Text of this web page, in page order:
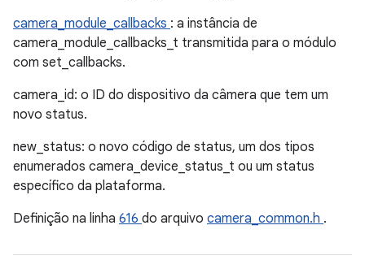
camera_module_callbacks : a instância de
camera_module_callbacks_t transmitida para o módulo
com set_callbacks.
camera_id: o ID do dispositivo da câmera que tem um
novo status.
new_status: o novo código de status, um dos tipos
enumerados camera_device_status_t ou um status
específico da plataforma.
Definição na linha 616 do arquivo camera_common.h .